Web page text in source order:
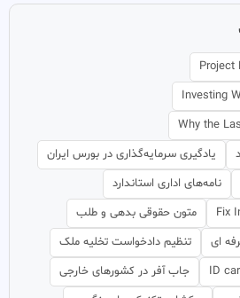
Project
Investing
Why the
یادگیری سرمایه‌گذاری در بورس ایران
نامه‌های اداری استاندارد
Fix
متون حقوقی بدهی و طلب
ای
تنظیم دادخواست تخلیه ملک
ID
جاب آفر در کشورهای خارجی